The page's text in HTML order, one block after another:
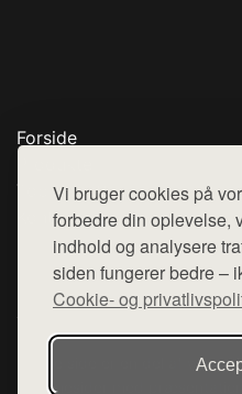
Vi bruger cookies på
forbedre din oplevelse,
indhold og analysere
siden fungerer bedre –
Cookie- og
Forside
Top Rabatter
Kontakt
Denne side er en del af
hjemmesider med